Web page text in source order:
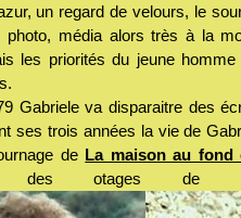
un regard de velours, le
photo, média alors très à la
les priorités du jeune
Gabriele va disparaitre des
ses trois années la vie de
de La maison au fond
des otages de